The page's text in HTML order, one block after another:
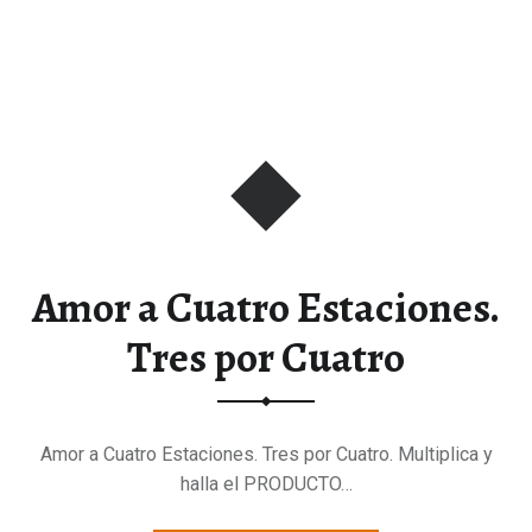
Amor a Cuatro Estaciones.
Tres por Cuatro
Amor a Cuatro Estaciones. Tres por Cuatro. Multiplica y
halla el PRODUCTO…